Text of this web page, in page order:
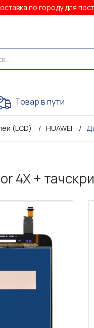
по городу для
Товар в пути
(LCD) HUAWEI
4X +